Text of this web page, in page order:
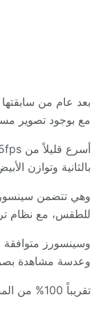
بعد عام من
مع بوجود تصوير مستمر بسرعة
أسرع قليلاً من
بالثانية وتوازن
وهي تتضمن سينسور
للطقس، مع نظام
وسينسورز متوافقة
وعدسة مشاهدة
تقريباً من